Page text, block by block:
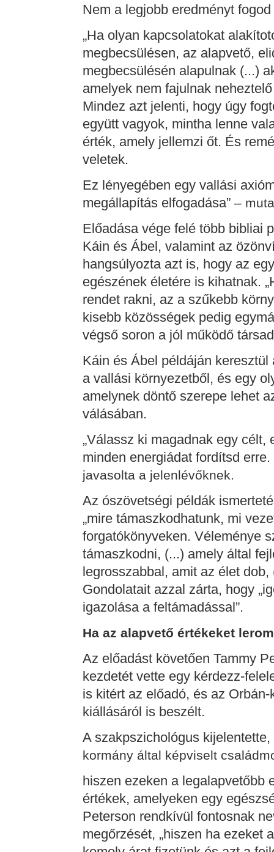
Nem a legjobb eredményt
„Ha olyan kapcsolatokat
megbecsülésen, az alapvető,
megbecsülésén alapulnak (...)
amelyek nem fajulnak
Mindez azt jelenti, hogy úgy
együtt vagyok, mintha lenne
érték, amely jellemzi őt. És
veletek.
Ez lényegében egy vallási
megállapítás elfogadása” –
Előadása vége felé több bibliai
Káin és Ábel, valamint az
hangsúlyozta azt is, hogy az
egészének életére is kihatnak.
rendet rakni, az a szűkebb
kisebb közösségek pedig
végső soron a jól működő
Káin és Ábel példáján
a vallási környezetből, és egy
amelynek döntő szerepe lehet
válásában.
„Válassz ki magadnak egy
minden energiádat fordítsd erre.
javasolta a jelenlévőknek.
Az ószövetségi példák
„mire támaszkodhatunk, mi
forgatókönyveken. Véleménye
támaszkodni, (...) amely által
legrosszabbal, amit az élet
Gondolatait azzal zárta, hogy
igazolása a feltámadással”.
Ha az alapvető értékeket
Az előadást követően Tammy
kezdetét vette egy kérdezz-
is kitért az előadó, és az
kiállásáról is beszélt.
A szakpszichológus kijelentette,
kormány által képviselt
hiszen ezeken a legalapvetőbb
értékek, amelyeken egy
Peterson rendkívül fontosnak
megőrzését, „hiszen ha ezeket